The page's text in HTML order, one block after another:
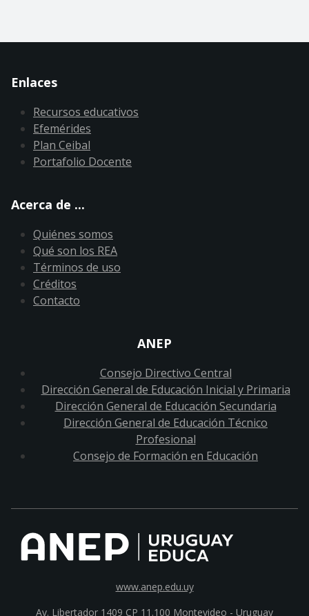
Enlaces
Recursos educativos
Efemérides
Plan Ceibal
Portafolio Docente
Acerca de ...
Quiénes somos
Qué son los REA
Términos de uso
Créditos
Contacto
ANEP
Consejo Directivo Central
Dirección General de Educación Inicial y Primaria
Dirección General de Educación Secundaria
Dirección General de Educación Técnico
Profesional
Consejo de Formación en Educación
www.anep.edu.uy
Av. Libertador 1409 CP 11.100 Montevideo - Uruguay